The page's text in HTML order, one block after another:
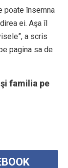
poate însemna
ei. Aşa îl
a scris
pagina sa de
familia pe